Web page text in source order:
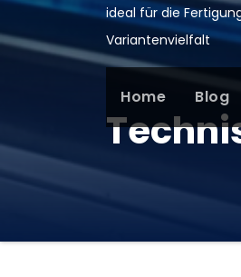
ideal für die
Variantenvielfalt
Home Blog